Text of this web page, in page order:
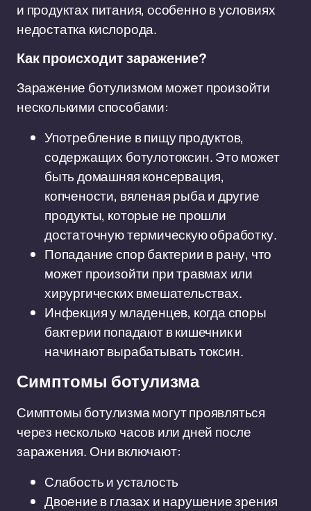
и продуктах питания, особенно в условиях
недостатка кислорода.
Как происходит заражение?
Заражение ботулизмом может произойти
несколькими способами:
Употребление в пищу продуктов,
содержащих ботулотоксин. Это может
быть домашняя консервация,
копчености, вяленая рыба и другие
продукты, которые не прошли
достаточную термическую обработку.
Попадание спор бактерии в рану, что
может произойти при травмах или
хирургических вмешательствах.
Инфекция у младенцев, когда споры
бактерии попадают в кишечник и
начинают вырабатывать токсин.
Симптомы ботулизма
Симптомы ботулизма могут проявляться
через несколько часов или дней после
заражения. Они включают:
Слабость и усталость
Двоение в глазах и нарушение зрения